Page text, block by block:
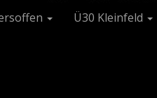
Ü30 Kleinfeld